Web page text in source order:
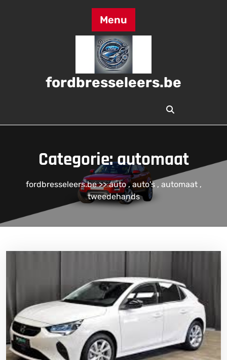
Menu
fordbresseleers.be
Categorie:automaat
fordbresseleers.be>>auto,auto's, automaat,
tweedehands